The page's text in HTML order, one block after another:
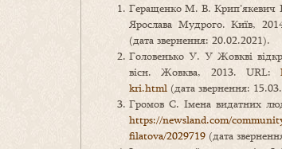
Геращенко М. В. Крип’якевич
Ярослава Мудрого. Київ,
(дата звернення: 20.02.2021).
Головенько У. У Жовкві
вісн. Жовква, 2013. URL:
kri.html (дата звернення:
Громов С. Імена видатних
https://newsland.com/
filatova/2029719 (дата